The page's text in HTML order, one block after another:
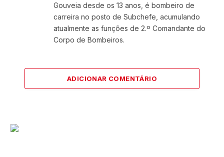
Gouveia desde os 13 anos, é bombeiro de
carreira no posto de Subchefe, acumulando
atualmente as funções de 2.º Comandante do
Corpo de Bombeiros.
ADICIONAR COMENTÁRIO